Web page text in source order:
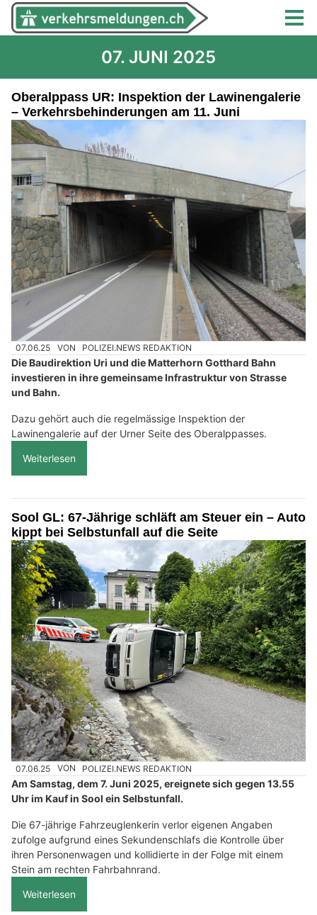
07. JUNI 2025
Oberalppass UR: Inspektion der Lawinengalerie
– Verkehrsbehinderungen am 11. Juni
07.06.25 VON POLIZEI.NEWS REDAKTION
Die Baudirektion Uri und die Matterhorn Gotthard Bahn
investieren in ihre gemeinsame Infrastruktur von Strasse
und Bahn.
Dazu gehört auch die regelmässige Inspektion der
Lawinengalerie auf der Urner Seite des Oberalppasses.
Weiterlesen
Sool GL: 67-Jährige schläft am Steuer ein – Auto
kippt bei Selbstunfall auf die Seite
07.06.25 VON POLIZEI.NEWS REDAKTION
Am Samstag, dem 7. Juni 2025, ereignete sich gegen 13.55
Uhr im Kauf in Sool ein Selbstunfall.
Die 67-jährige Fahrzeuglenkerin verlor eigenen Angaben
zufolge aufgrund eines Sekundenschlafs die Kontrolle über
ihren Personenwagen und kollidierte in der Folge mit einem
Stein am rechten Fahrbahnrand.
Weiterlesen